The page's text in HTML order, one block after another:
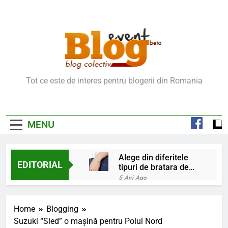
Blog Event – Cu Si
Tot ce este de interes pentru blogerii din Romania
MENU
EDITORIAL
Alege din diferitele
tipuri de bratara de
argint
5 Ani Ago
Home
Blogging
Suzuki “Sled” o maşină pentru Polul Nord